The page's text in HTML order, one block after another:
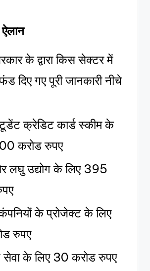
के द्वारा किस सेक्टर में
दिए गए पूरी जानकारी नीचे
क्रेडिट कार्ड स्कीम के
करोड रुपए
लघु उद्योग के लिए 395
के प्रोजेक्ट के लिए
रुपए
सेवा के लिए 30 करोड रुपए